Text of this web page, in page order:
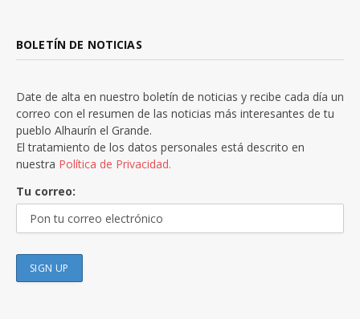
BOLETÍN DE NOTICIAS
Date de alta en nuestro boletín de noticias y recibe cada día un
correo con el resumen de las noticias más interesantes de tu
pueblo Alhaurín el Grande.
El tratamiento de los datos personales está descrito en
nuestra Política de Privacidad.
Tu correo: